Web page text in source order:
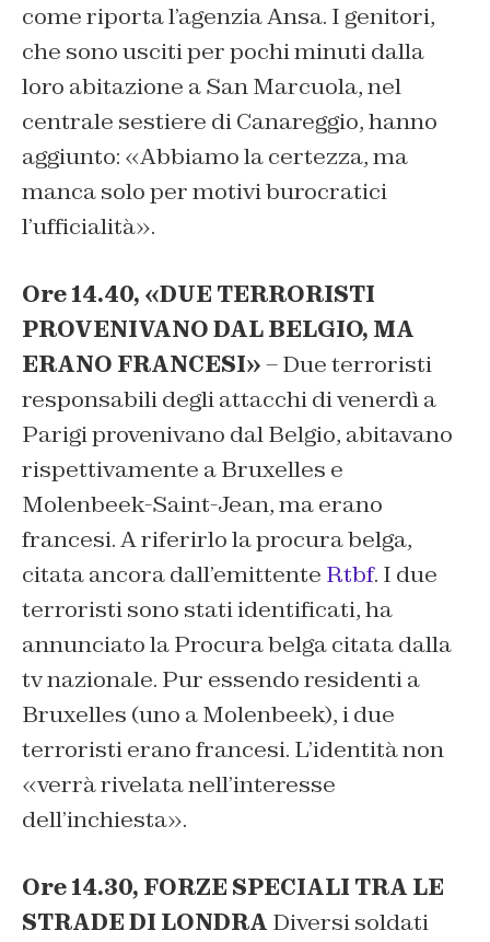
come riporta l’agenzia Ansa. I genitori,
che sono usciti per pochi minuti dalla
loro abitazione a San Marcuola, nel
centrale sestiere di Canareggio, hanno
aggiunto: «Abbiamo la certezza, ma
manca solo per motivi burocratici
l’ufficialità».
Ore 14.40, «DUE TERRORISTI
PROVENIVANO DAL BELGIO, MA
ERANO FRANCESI»– Due terroristi
responsabili degli attacchi di venerdì a
Parigi provenivano dal Belgio, abitavano
rispettivamente a Bruxelles e
Molenbeek-Saint-Jean, ma erano
francesi. A riferirlo la procura belga,
citata ancora dall’emittente Rtbf. I due
terroristi sono stati identificati, ha
annunciato la Procura belga citata dalla
tv nazionale. Pur essendo residenti a
Bruxelles (uno a Molenbeek), i due
terroristi erano francesi. L’identità non
«verrà rivelata nell’interesse
dell’inchiesta».
Ore 14.30, FORZE SPECIALI TRA LE
STRADE DI LONDRA Diversi soldati